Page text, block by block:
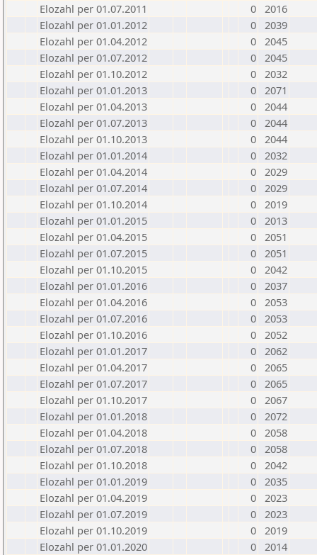
Elozahl per 01.07.2011
0 2016
Elozahl per 01.01.2012
0 2039
Elozahl per 01.04.2012
0 2045
Elozahl per 01.07.2012
0 2045
Elozahl per 01.10.2012
0 2032
Elozahl per 01.01.2013
0 2071
Elozahl per 01.04.2013
0 2044
Elozahl per 01.07.2013
0 2044
Elozahl per 01.10.2013
0 2044
Elozahl per 01.01.2014
0 2032
Elozahl per 01.04.2014
0 2029
Elozahl per 01.07.2014
0 2029
Elozahl per 01.10.2014
0 2019
Elozahl per 01.01.2015
0 2013
Elozahl per 01.04.2015
0 2051
Elozahl per 01.07.2015
0 2051
Elozahl per 01.10.2015
0 2042
Elozahl per 01.01.2016
0 2037
Elozahl per 01.04.2016
0 2053
Elozahl per 01.07.2016
0 2053
Elozahl per 01.10.2016
0 2052
Elozahl per 01.01.2017
0 2062
Elozahl per 01.04.2017
0 2065
Elozahl per 01.07.2017
0 2065
Elozahl per 01.10.2017
0 2067
Elozahl per 01.01.2018
0 2072
Elozahl per 01.04.2018
0 2058
Elozahl per 01.07.2018
0 2058
Elozahl per 01.10.2018
0 2042
Elozahl per 01.01.2019
0 2035
Elozahl per 01.04.2019
0 2023
Elozahl per 01.07.2019
0 2023
Elozahl per 01.10.2019
0 2019
Elozahl per 01.01.2020
0 2014